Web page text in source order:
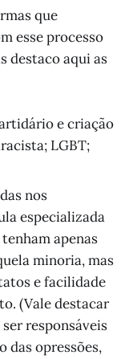
que
esse processo
destaco aqui as
e criação
LGBT;
nos
especializada
apenas
minoria, mas
e facilidade
(Vale destacar
responsáveis
das opressões,